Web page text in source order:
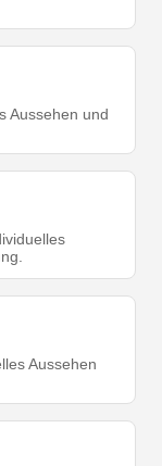
Aussehen und
Aussehen